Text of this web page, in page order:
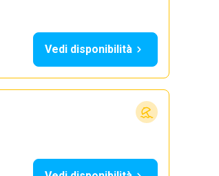
Vedi disponibilità